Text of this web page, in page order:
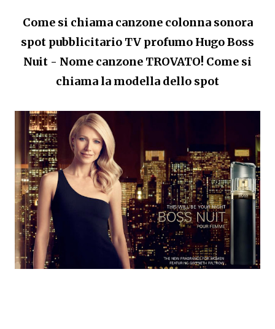
Come si chiama canzone colonna sonora
spot pubblicitario TV profumo Hugo Boss
Nuit - Nome canzone TROVATO! Come si
chiama la modella dello spot